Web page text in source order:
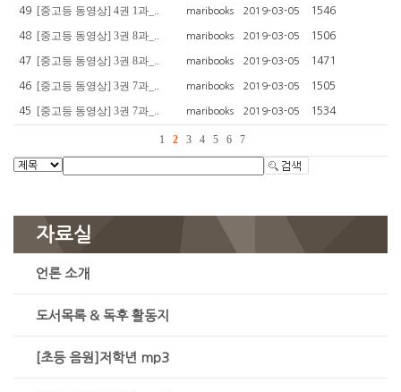
49 [중고등 동영상] 4권 1과_.. maribooks 2019-03-05 1546
48 [중고등 동영상] 3권 8과_.. maribooks 2019-03-05 1506
47 [중고등 동영상] 3권 8과_.. maribooks 2019-03-05 1471
46 [중고등 동영상] 3권 7과_.. maribooks 2019-03-05 1505
45 [중고등 동영상] 3권 7과_.. maribooks 2019-03-05 1534
1 2 3 4 5 6 7
자료실
언론 소개
도서목록 & 독후 활동지
[초등 음원]저학년 mp3